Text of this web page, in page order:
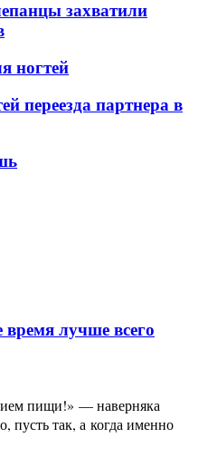
захватили
ногтей
переезда партнера в
лучше всего
пищи!» — наверняка
пусть так, а когда именно